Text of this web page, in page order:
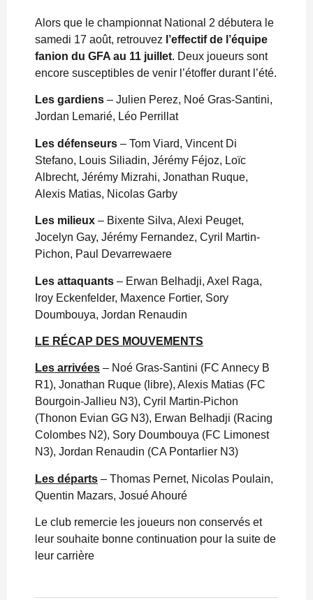
Alors que le championnat National 2 débutera le
samedi 17 août, retrouvez l’effectif de l’équipe
fanion du GFA au 11 juillet. Deux joueurs sont
encore susceptibles de venir l’étoffer durant l’été.
Les gardiens – Julien Perez, Noé Gras-Santini,
Jordan Lemarié, Léo Perrillat
Les défenseurs – Tom Viard, Vincent Di
Stefano, Louis Siliadin, Jérémy Féjoz, Loïc
Albrecht, Jérémy Mizrahi, Jonathan Ruque,
Alexis Matias, Nicolas Garby
Les milieux – Bixente Silva, Alexi Peuget,
Jocelyn Gay, Jérémy Fernandez, Cyril Martin-
Pichon, Paul Devarrewaere
Les attaquants – Erwan Belhadji, Axel Raga,
Iroy Eckenfelder, Maxence Fortier, Sory
Doumbouya, Jordan Renaudin
LE RÉCAP DES MOUVEMENTS
Les arrivées – Noé Gras-Santini (FC Annecy B
R1), Jonathan Ruque (libre), Alexis Matias (FC
Bourgoin-Jallieu N3), Cyril Martin-Pichon
(Thonon Evian GG N3), Erwan Belhadji (Racing
Colombes N2), Sory Doumbouya (FC Limonest
N3), Jordan Renaudin (CA Pontarlier N3)
Les départs – Thomas Pernet, Nicolas Poulain,
Quentin Mazars, Josué Ahouré
Le club remercie les joueurs non conservés et
leur souhaite bonne continuation pour la suite de
leur carrière